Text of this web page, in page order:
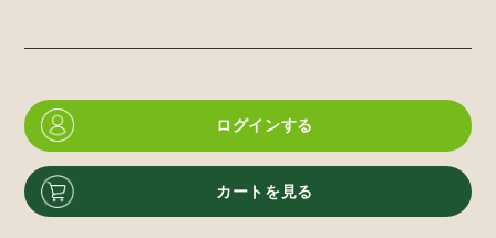
ログインする
カートを見る